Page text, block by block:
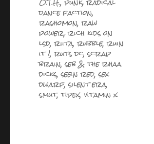
dance faction,
rashomon,raw
power,rich kids on
lsd,riita,rubble,ruin
it !,ruts dc,scrap
brain,seb & the rhaa
dicks,seein red,sex
dwarf,silent era,
smut,tipex,vitamin x